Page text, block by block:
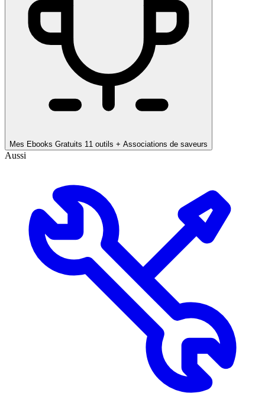
Mes Ebooks Gratuits 11 outils + Associations de saveurs
Aussi